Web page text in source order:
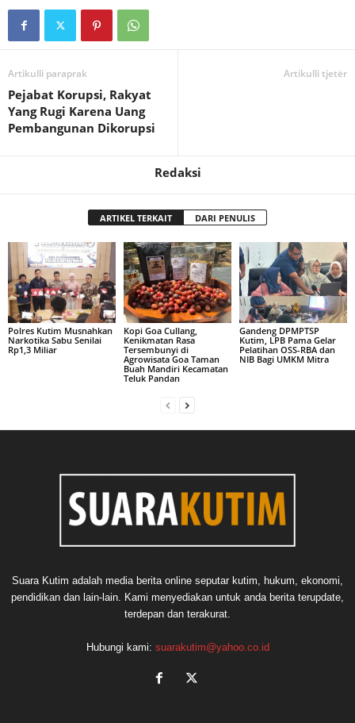
Artikulli paraprak
Pejabat Korupsi, Rakyat
Yang Rugi Karena Uang
Pembangunan Dikorupsi
Artikulli tjetër
Redaksi
ARTIKEL TERKAIT DARI PENULIS
Polres Kutim Musnahkan
Narkotika Sabu Senilai
Rp1,3 Miliar
Kopi Goa Cullang,
Kenikmatan Rasa
Tersembunyi di
Agrowisata Goa Taman
Buah Mandiri Kecamatan
Teluk Pandan
Gandeng DPMPTSP
Kutim, LPB Pama Gelar
Pelatihan OSS-RBA dan
NIB Bagi UMKM Mitra
Suara Kutim adalah media berita online seputar kutim, hukum, ekonomi,
pendidikan dan lain-lain. Kami menyediakan untuk anda berita terupdate,
terdepan dan terakurat.
Hubungi kami: suarakutim@yahoo.co.id